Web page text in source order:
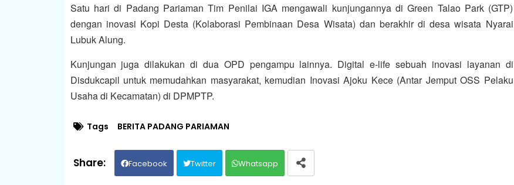
Satu hari di Padang Pariaman Tim Penilai IGA mengawali kunjungannya di Green Talao Park (GTP)
dengan inovasi Kopi Desta (Kolaborasi Pembinaan Desa Wisata) dan berakhir di desa wisata Nyarai
Lubuk Alung.
Kunjungan juga dilakukan di dua OPD pengampu lainnya. Digital e-life sebuah inovasi layanan di
Disdukcapil untuk memudahkan masyarakat, kemudian Inovasi Ajoku Kece (Antar Jemput OSS Pelaku
Usaha di Kecamatan) di DPMPTP.
Tags BERITA PADANG PARIAMAN
Facebook Twitter Whatsapp